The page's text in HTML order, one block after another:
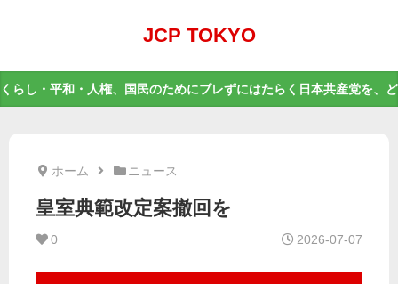
JCP TOKYO
くらし・平和・人権、国民のためにブレずにはたらく日本共産党を、
ホーム ニュース
皇室典範改定案撤回を
0 2026-07-07